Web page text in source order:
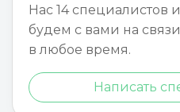
Нас 14 специалистов
будем с вами на
в любое время.
Написать